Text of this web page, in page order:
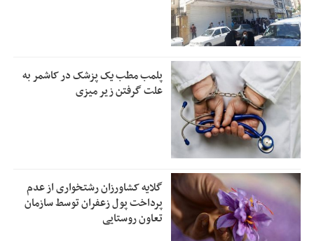
پلمب مطب یک پزشک در کاشمر به
علت گرفتن زیر میزی
گلایه کشاورزان رشتخواری از عدم
پرداخت پول زعفران توسط سازمان
تعاون روستایی